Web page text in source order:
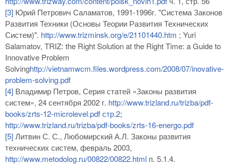
[3] Юрий Петрович Саламатов, 1991-1996г. "Система Законов
Развития Техники (Основы Теории Развития Технических
Систем)". http://www.trizminsk.org/e/21101440.htm ; Yuri
Salamatov, TRIZ: the Right Solution at the Right Time: a Guide to
Innovative Problem
Solvinghttp://vietnamwcm.files.wordpress.com/2008/07/inovative-
problem-solving.pdf
[4] Владимир Петров, Серия статей «Законы развития
систем», 24 сентября 2002 г. http://www.trizland.ru/trizba/pdf-
books/zrts-12-microlevel.pdf стр.2;
http://www.trizland.ru/trizba/pdf-books/zrts-16-energo.pdf
[5]Литвин С. С., Любомирский А.Л. Законы развития
технических систем, февраль 2003,
http://www.metodolog.ru/00822/00822.html п. 5.1.4.